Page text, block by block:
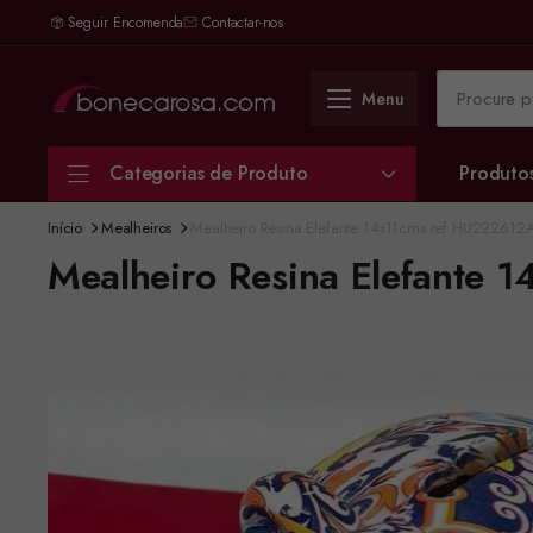
Seguir Encomenda Contactar-nos
Menu
Categorias de Produto
Início Mealheiros
Mealheiro Resina Elefante